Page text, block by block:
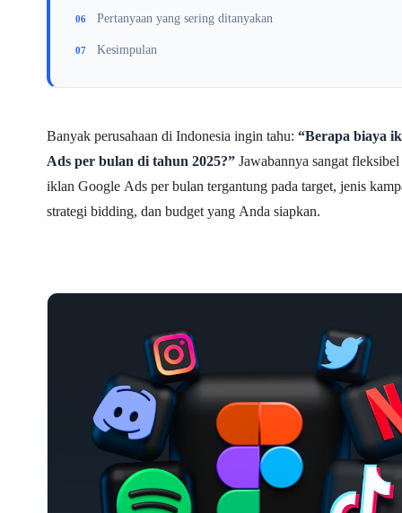
Pertanyaan yang sering ditanyakan
Kesimpulan
Banyak perusahaan di Indonesia ingin tahu: “Berapa biaya
Ads per bulan di tahun 2025?” Jawabannya sangat
iklan Google Ads per bulan tergantung pada target, jenis
strategi bidding, dan budget yang Anda siapkan.